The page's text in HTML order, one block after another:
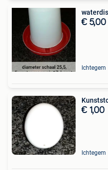
€ 5,00
Ichtegem
€ 1,00
Ichtegem